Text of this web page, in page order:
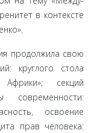
в контексте
продолжила свою
круглого сто­ла
секций
освоение
прав человека: